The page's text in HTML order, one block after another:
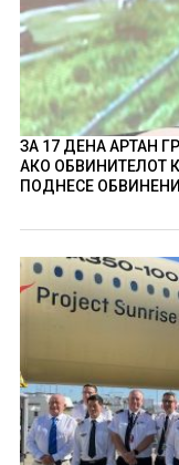
ЗА 17 ДЕНА АРТАН
АКО ОБВИНИТЕЛОТ
ПОДНЕСЕ